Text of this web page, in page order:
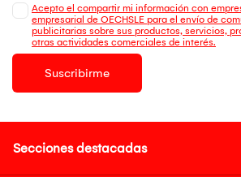
Acepto el compartir mi información con
empresarial de OECHSLE para el envío de
publicitarias sobre sus productos, servicios,
otras actividades comerciales de interés.
Suscribirme
Secciones destacadas